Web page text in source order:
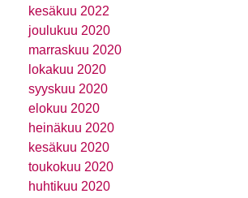
kesäkuu 2022
joulukuu 2020
marraskuu 2020
lokakuu 2020
syyskuu 2020
elokuu 2020
heinäkuu 2020
kesäkuu 2020
toukokuu 2020
huhtikuu 2020